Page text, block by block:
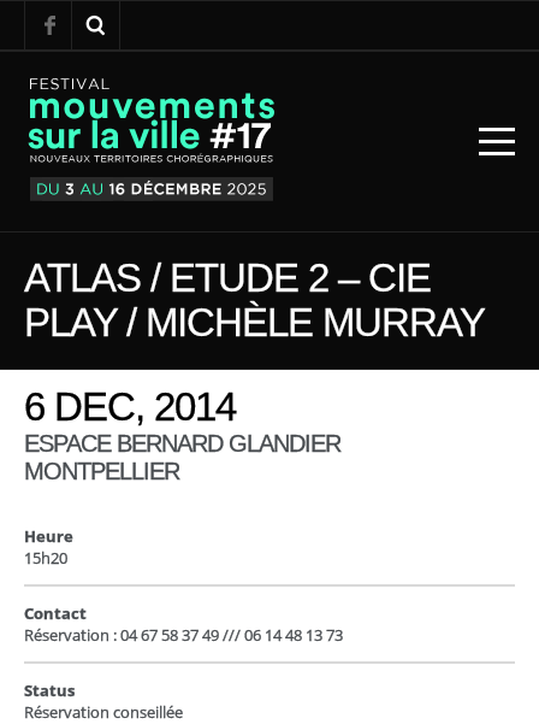
ATLAS / ETUDE 2 – CIE
PLAY / MICHÈLE MURRAY
6 DEC, 2014
ESPACE BERNARD GLANDIER
MONTPELLIER
Heure
15h20
Contact
Réservation : 04 67 58 37 49 /// 06 14 48 13 73
Status
Réservation conseillée